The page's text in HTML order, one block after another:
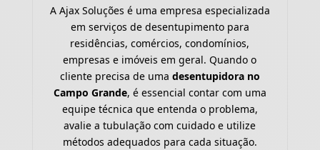
A Ajax Soluções é uma empresa especializada
em serviços de desentupimento para
residências, comércios, condomínios,
empresas e imóveis em geral. Quando o
cliente precisa de uma desentupidora no
Campo Grande, é essencial contar com uma
equipe técnica que entenda o problema,
avalie a tubulação com cuidado e utilize
métodos adequados para cada situação.